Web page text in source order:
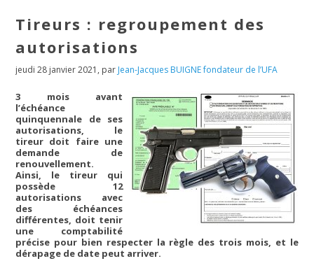
Tireurs : regroupement des
autorisations
jeudi 28 janvier 2021, par Jean-Jacques BUIGNE fondateur de l’UFA
3 mois avant
l’échéance
quinquennale de ses
autorisations, le
tireur doit faire une
demande de
renouvellement.
Ainsi, le tireur qui
possède 12
autorisations avec
des échéances
différentes, doit tenir
une comptabilité
précise pour bien respecter la règle des trois mois, et le
dérapage de date peut arriver.